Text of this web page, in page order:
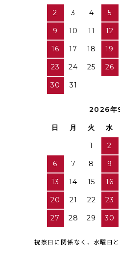
2 3 4 5
9 10 11 12
16 17 18 19
23 24 25 26
30 31
2026年
日 月 火 水
1 2
6 7 8 9
13 14 15 16
20 21 22 23
27 28 29 30
祝祭日に関係なく、水曜日と